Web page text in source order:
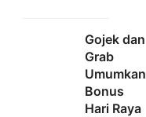
Gojek dan
Grab
Umumkan
Bonus
Hari Raya